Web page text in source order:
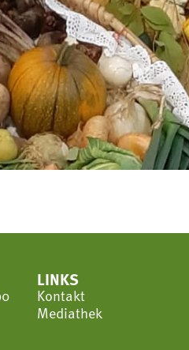
LINKS
Kontakt
Mediathek